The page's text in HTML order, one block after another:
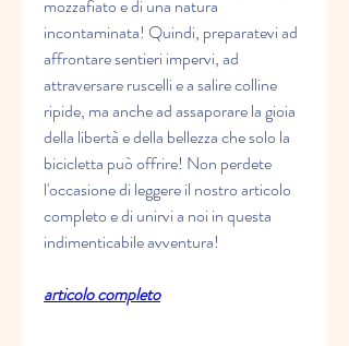
mozzafiato e di una natura
incontaminata! Quindi, preparatevi ad
affrontare sentieri impervi, ad
attraversare ruscelli e a salire colline
ripide, ma anche ad assaporare la gioia
della libertà e della bellezza che solo la
bicicletta può offrire! Non perdete
l'occasione di leggere il nostro articolo
completo e di unirvi a noi in questa
indimenticabile avventura!
articolo completo